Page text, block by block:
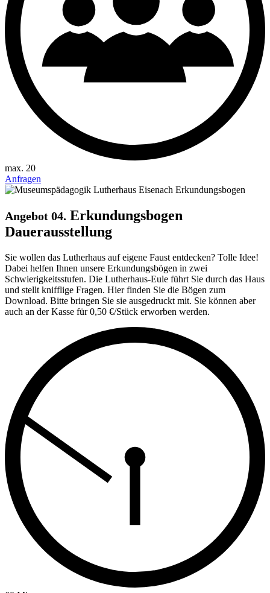
max. 20
Anfragen
Angebot 04. Erkundungsbogen
Dauerausstellung
Sie wollen das Lutherhaus auf eigene Faust entdecken? Tolle Idee!
Dabei helfen Ihnen unsere Erkundungs­bögen in zwei
Schwierigkeitsstufen. Die Lutherhaus-Eule führt Sie durch das Haus
und stellt knifflige Fragen. Hier finden Sie die Bögen zum
Download. Bitte bringen Sie sie ausgedruckt mit. Sie können aber
auch an der Kasse für 0,50 €/Stück er­worben werden.